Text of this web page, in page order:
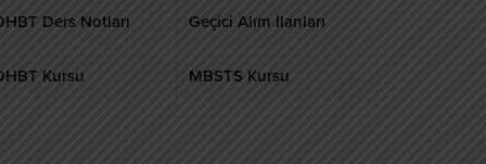
Ders Notları Geçici Alım İlanları
Kursu MBSTS Kursu